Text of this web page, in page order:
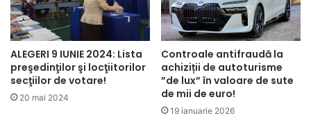
ALEGERI 9 IUNIE 2024: Lista
preşedinţilor şi locţiitorilor
secţiilor de votare!
20 mai 2024
Controale antifraudă la
achiziții de autoturisme
”de lux” în valoare de sute
de mii de euro!
19 ianuarie 2026